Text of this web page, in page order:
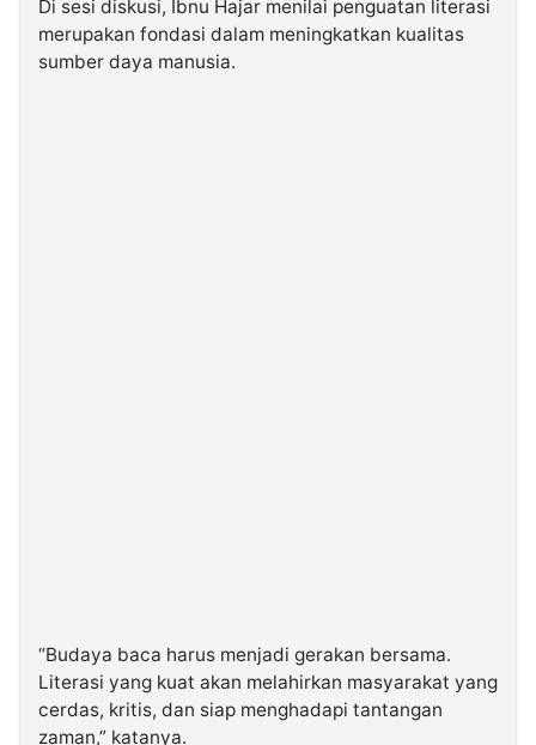
Di sesi diskusi, Ibnu Hajar menilai penguatan literasi
merupakan fondasi dalam meningkatkan kualitas
sumber daya manusia.
“Budaya baca harus menjadi gerakan bersama.
Literasi yang kuat akan melahirkan masyarakat yang
cerdas, kritis, dan siap menghadapi tantangan
zaman,” katanya.